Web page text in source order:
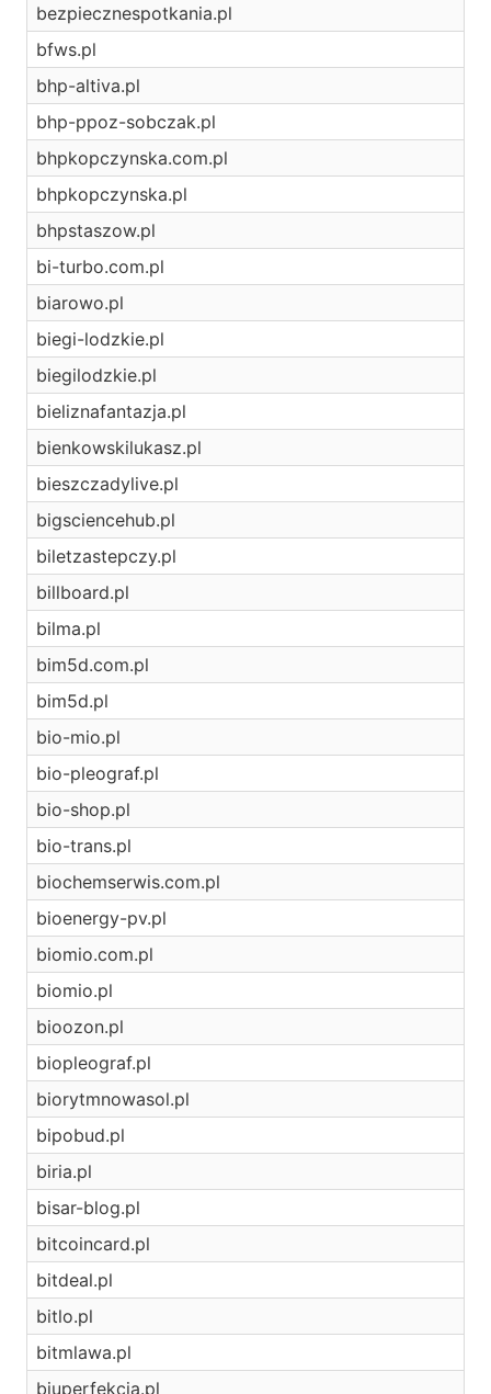
bezpiecznespotkania.pl
bfws.pl
bhp-altiva.pl
bhp-ppoz-sobczak.pl
bhpkopczynska.com.pl
bhpkopczynska.pl
bhpstaszow.pl
bi-turbo.com.pl
biarowo.pl
biegi-lodzkie.pl
biegilodzkie.pl
bieliznafantazja.pl
bienkowskilukasz.pl
bieszczadylive.pl
bigsciencehub.pl
biletzastepczy.pl
billboard.pl
bilma.pl
bim5d.com.pl
bim5d.pl
bio-mio.pl
bio-pleograf.pl
bio-shop.pl
bio-trans.pl
biochemserwis.com.pl
bioenergy-pv.pl
biomio.com.pl
biomio.pl
bioozon.pl
biopleograf.pl
biorytmnowasol.pl
bipobud.pl
biria.pl
bisar-blog.pl
bitcoincard.pl
bitdeal.pl
bitlo.pl
bitmlawa.pl
biuperfekcja.pl